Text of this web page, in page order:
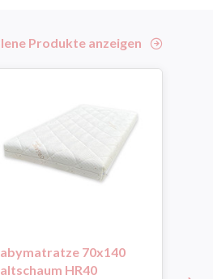
Produkte anzeigen
70x140
HR40